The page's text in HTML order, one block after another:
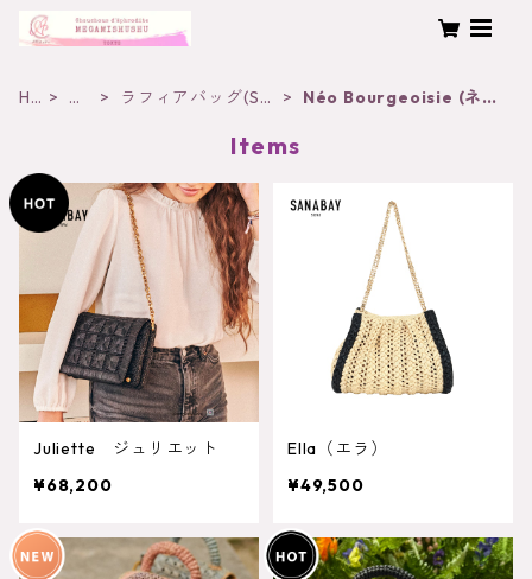
H
バ
ラフィアバッグ(SA
Néo Bourgeoisie (ネ
Items
Juliette ジュリエット
¥68,200
Ella（エラ）
¥49,500